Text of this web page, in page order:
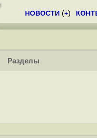
НОВОСТИ (+)
Разделы